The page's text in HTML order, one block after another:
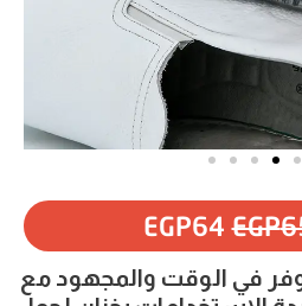
EGP
EGP64
في الوقت والمجهود مع